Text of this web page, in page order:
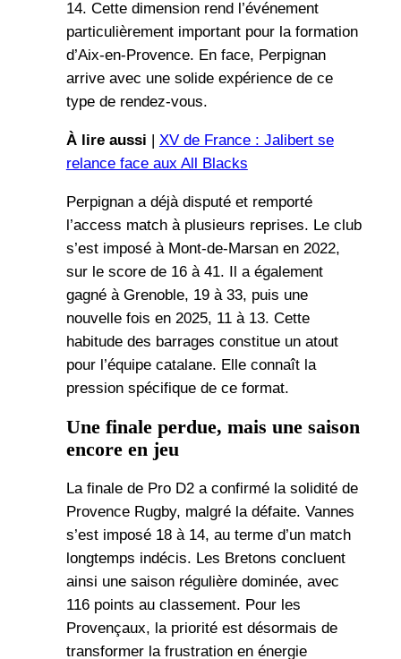
14. Cette dimension rend l’événement
particulièrement important pour la formation
d’Aix-en-Provence. En face, Perpignan
arrive avec une solide expérience de ce
type de rendez-vous.
À lire aussi | XV de France : Jalibert se
relance face aux All Blacks
Perpignan a déjà disputé et remporté
l’access match à plusieurs reprises. Le club
s’est imposé à Mont-de-Marsan en 2022,
sur le score de 16 à 41. Il a également
gagné à Grenoble, 19 à 33, puis une
nouvelle fois en 2025, 11 à 13. Cette
habitude des barrages constitue un atout
pour l’équipe catalane. Elle connaît la
pression spécifique de ce format.
Une finale perdue, mais une saison
encore en jeu
La finale de Pro D2 a confirmé la solidité de
Provence Rugby, malgré la défaite. Vannes
s’est imposé 18 à 14, au terme d’un match
longtemps indécis. Les Bretons concluent
ainsi une saison régulière dominée, avec
116 points au classement. Pour les
Provençaux, la priorité est désormais de
transformer la frustration en énergie